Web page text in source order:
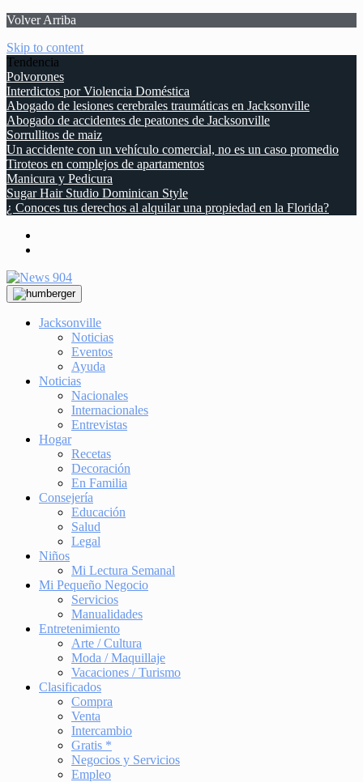
Volver Arriba
Skip to content
Tendencia
Polvorones
Interdictos por Violencia Doméstica
Abogado de lesiones cerebrales traumáticas en Jacksonville
Abogado de accidentes de peatones de Jacksonville
Sorrullitos de maiz
Un accidente con un vehículo comercial, no es un caso promedio
Tiroteos en complejos de apartamentos
Manicura y Pedicura
Sugar Hair Studio Dominican Style
¿ Conoces tus derechos al alquilar una propiedad en la Florida?
Jacksonville
Noticias
Eventos
Ayuda
Noticias
Nacionales
Internacionales
Entrevistas
Hogar
Recetas
Decoración
En Familia
Consejería
Educación
Salud
Legal
Niños
Mi Lectura Semanal
Mi Pequeño Negocio
Servicios
Manualidades
Entretenimiento
Arte / Cultura
Moda / Maquillaje
Vacaciones / Turismo
Clasificados
Compra
Venta
Intercambio
Gratis *
Negocios y Servicios
Empleo